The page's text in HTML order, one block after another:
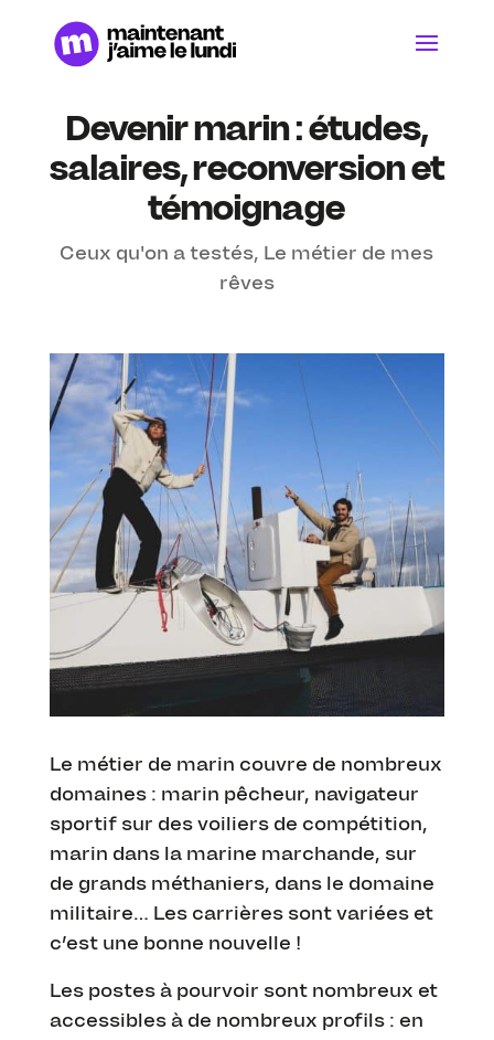
Devenir marin : études,
salaires, reconversion et
témoignage
Ceux qu'on a testés, Le métier de mes
rêves
Le métier de marin couvre de nombreux
domaines : marin pêcheur, navigateur
sportif sur des voiliers de compétition,
marin dans la marine marchande, sur
de grands méthaniers, dans le domaine
militaire… Les carrières sont variées et
c’est une bonne nouvelle !
Les postes à pourvoir sont nombreux et
accessibles à de nombreux profils : en